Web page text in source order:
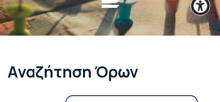
Αναζήτηση Όρων